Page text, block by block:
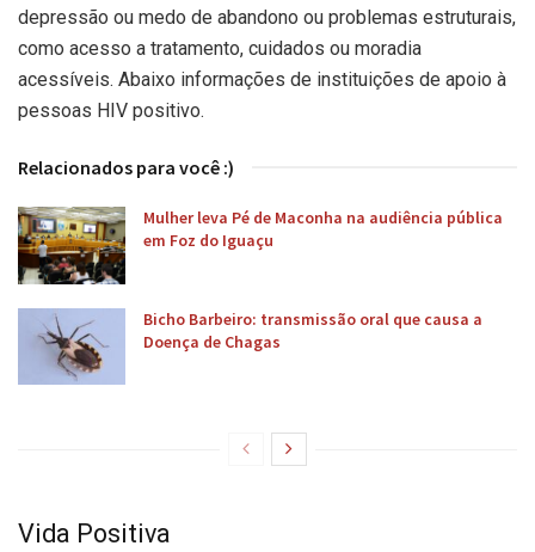
depressão ou medo de abandono ou problemas estruturais,
como acesso a tratamento, cuidados ou moradia
acessíveis. Abaixo informações de instituições de apoio à
pessoas HIV positivo.
Relacionados para você :)
Mulher leva Pé de Maconha na audiência pública
em Foz do Iguaçu
Bicho Barbeiro: transmissão oral que causa a
Doença de Chagas
Vida Positiva